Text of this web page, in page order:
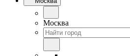
Москва